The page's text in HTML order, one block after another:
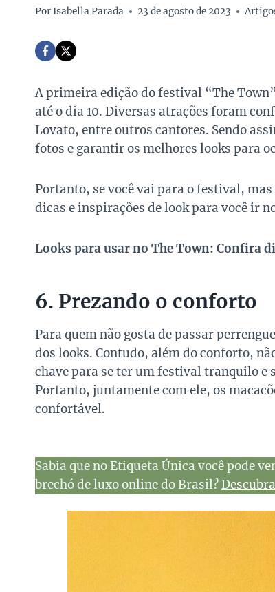
PorIsabella Parada 23 de agosto de 2023
A primeira edição do festival “The
até o dia 10. Diversas atrações foram
Lovato, entre outros cantores. Sendo
fotos e garantir os melhores looks para
Portanto, se você vai para o festival,
dicas e inspirações de look para você ir
Looks para usar no The Town: Confira
6. Prezando o conforto
Para quem não gosta de passar
dos looks. Contudo, além do conforto,
chave para se ter um festival tranquilo e
Portanto, juntamente com ele, os
confortável.
Sabia que no Etiqueta Única você pode
brechó de luxo online do Brasil?